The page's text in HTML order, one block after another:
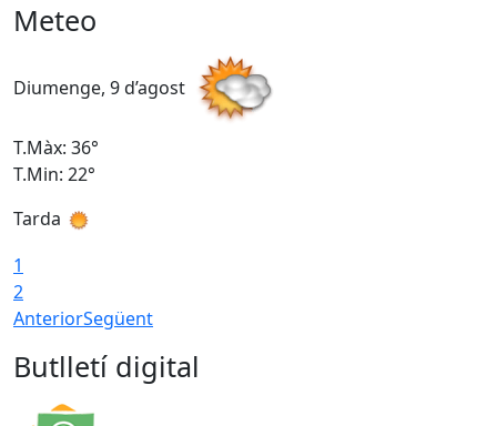
Meteo
Diumenge, 9 d’agost
T.Màx: 36°
T.Min: 22°
Tarda
1
2
AnteriorSegüent
Butlletí digital